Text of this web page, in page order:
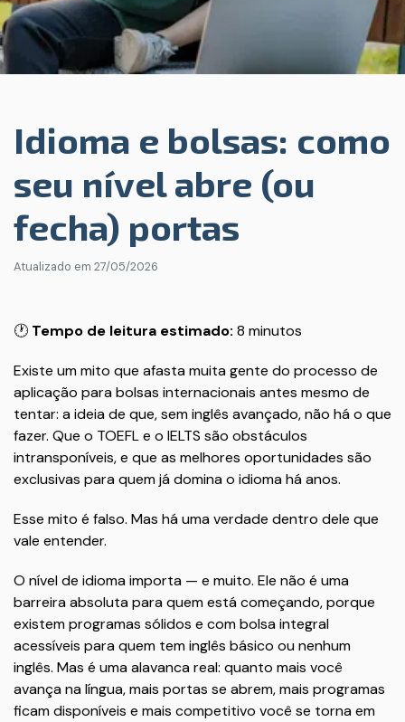
Idioma e bolsas: como
seu nível abre (ou
fecha) portas
Atualizado em 27/05/2026
🕐 Tempo de leitura estimado: 8 minutos
Existe um mito que afasta muita gente do processo de
aplicação para bolsas internacionais antes mesmo de
tentar: a ideia de que, sem inglês avançado, não há o que
fazer. Que o TOEFL e o IELTS são obstáculos
intransponíveis, e que as melhores oportunidades são
exclusivas para quem já domina o idioma há anos.
Esse mito é falso. Mas há uma verdade dentro dele que
vale entender.
O nível de idioma importa — e muito. Ele não é uma
barreira absoluta para quem está começando, porque
existem programas sólidos e com bolsa integral
acessíveis para quem tem inglês básico ou nenhum
inglês. Mas é uma alavanca real: quanto mais você
avança na língua, mais portas se abrem, mais programas
ficam disponíveis e mais competitivo você se torna em